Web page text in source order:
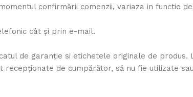
confirmării comenzii, variaza in functie
cât și prin e-mail.
de garanţie si etichetele originale de produs.
de cumpărător, să nu fie utilizate